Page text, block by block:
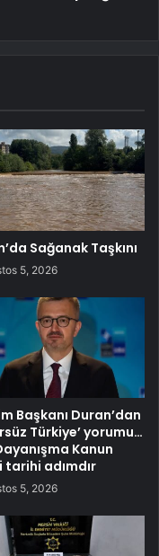
Sağanak Taşkını
5, 2026
Başkanı Duran’dan
Türkiye’ yorumu…
Kanun
adımdır
5, 2026